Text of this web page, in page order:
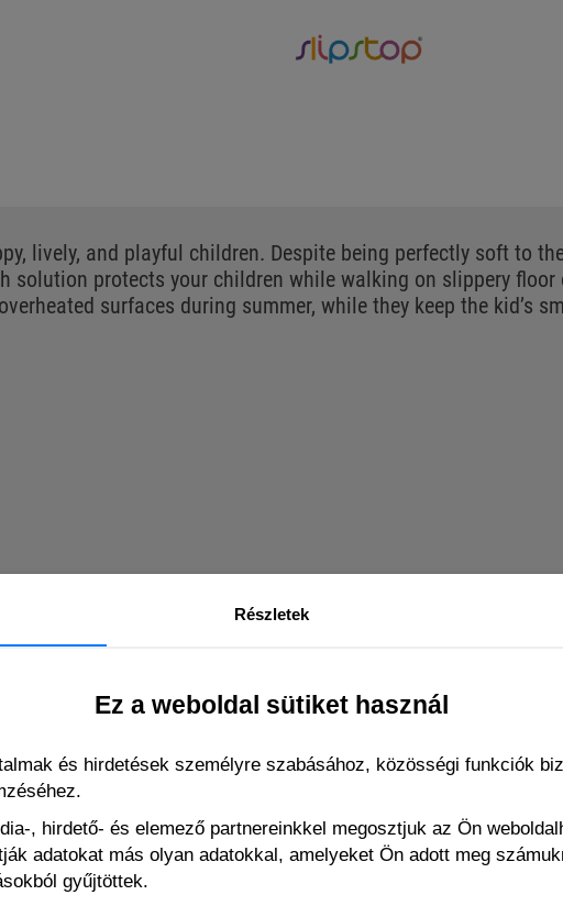
Részletek
Ez a weboldal sütiket használ
és hirdetések személyre szabásához, közösségi funkciók
, hirdető- és elemező partnereinkkel megosztjuk az Ön
adatokat más olyan adatokkal, amelyeket Ön adott meg
gyűjtöttek.
lively, and playful children. Despite being perfectly soft to
solution protects your children while walking on slippery
surfaces during summer, while they keep the kid’s
children from viruses, even if they wear Slipstop on top of
sole, Slipstop helps children to develop a sense of